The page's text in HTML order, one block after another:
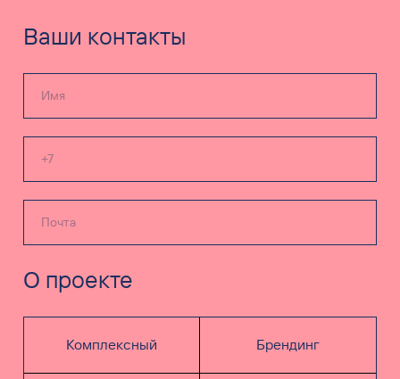
Ваши контакты
О проекте
Комплексный Брендинг